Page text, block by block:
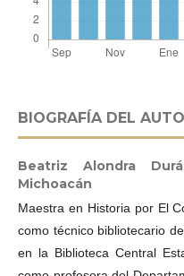
BIOGRAFÍA DEL
Beatriz Alondra
Michoacán
Maestra en Historia por El
como técnico bibliotecario
en la Biblioteca Central